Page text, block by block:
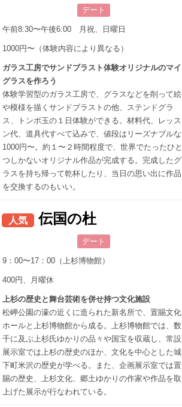
デート
午前8:30〜午後6:00 月祝、日曜日
1000円〜（体験内容により異なる）
ガラス工房でサンドブラスト体験オリジナルのマイ
グラスを作ろう
体験学習型のガラス工房で、グラスなどを削って絵
や模様を描くサンドブラストの他、ステンドグラ
ス、トンボ玉の１日体験ができる。材料代、レッス
ン代、道具代すべて込みで、値段はリーズナブルな
1000円〜。約１〜２時間程度で、世界でたったひと
つしかないオリジナル作品が完成する。完成したグ
ラスを持ち帰って乾杯したり、当日の思い出に作品
を交換するのもいい。
人気 伝国の杜
デート
9：00〜17：00（上杉博物館）
400円、月曜休
上杉の歴史と舞台芸術を併せ持つ文化施設
松岬公園の濠の近くに造られた新名所で、置賜文化
ホールと上杉博物館から成る。上杉博物館では、数
千に及ぶ上杉氏ゆかりの品々や国宝を収蔵し、常設
展示室では上杉の歴史のほか、文化を中心とした城
下町米沢の歴史が学べる。また、企画展示室では置
賜の歴史、上杉文化、郷土ゆかりの作家や作品を取
上げた展示が行なわれている。